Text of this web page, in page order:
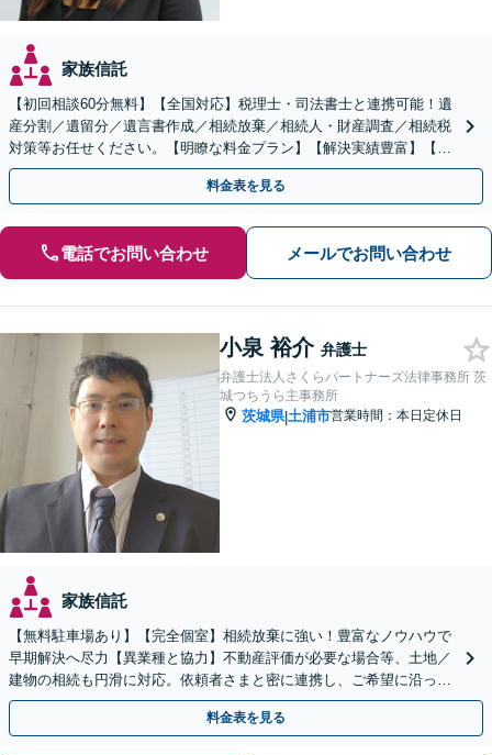
家族信託
【初回相談60分無料】【全国対応】税理士・司法書士と連携可能！遺
産分割／遺留分／遺言書作成／相続放棄／相続人・財産調査／相続税
対策等お任せください。【明瞭な料金プラン】【解決実績豊富】【電
話相談可】
料金表を見る
電話でお問い合わせ メールでお問い合わせ
小泉 裕介 弁護士
弁護士法人さくらパートナーズ法律事務所 茨
城つちうら主事務所
茨城県|土浦市営業時間：本日定休日
家族信託
【無料駐車場あり】【完全個室】相続放棄に強い！豊富なノウハウで
早期解決へ尽力【異業種と協力】不動産評価が必要な場合等、土地／
建物の相続も円滑に対応。依頼者さまと密に連携し、ご希望に沿った
相続を目指します【夜間休日対応】【土浦駅よりバス3分】
料金表を見る